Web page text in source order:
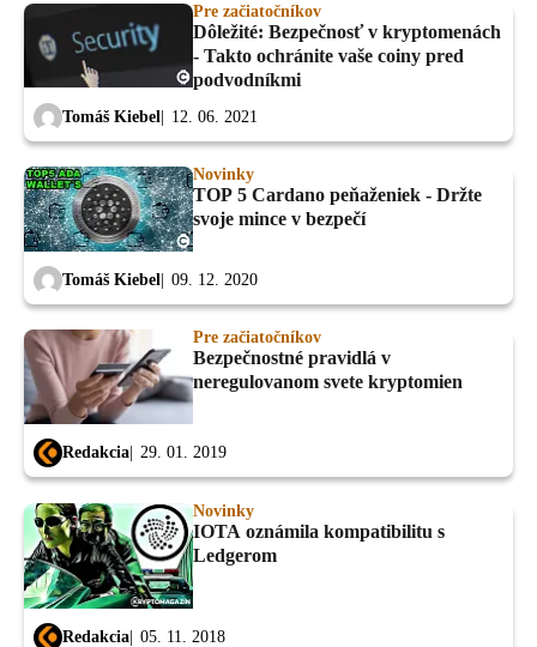
Pre začiatočníkov
Dôležité: Bezpečnosť v kryptomenách
- Takto ochránite vaše coiny pred
podvodníkmi
Tomáš Kiebel 12. 06. 2021
Novinky
TOP 5 Cardano peňaženiek - Držte
svoje mince v bezpečí
Tomáš Kiebel 09. 12. 2020
Pre začiatočníkov
Bezpečnostné pravidlá v
neregulovanom svete kryptomien
Redakcia 29. 01. 2019
Novinky
IOTA oznámila kompatibilitu s
Ledgerom
Redakcia 05. 11. 2018